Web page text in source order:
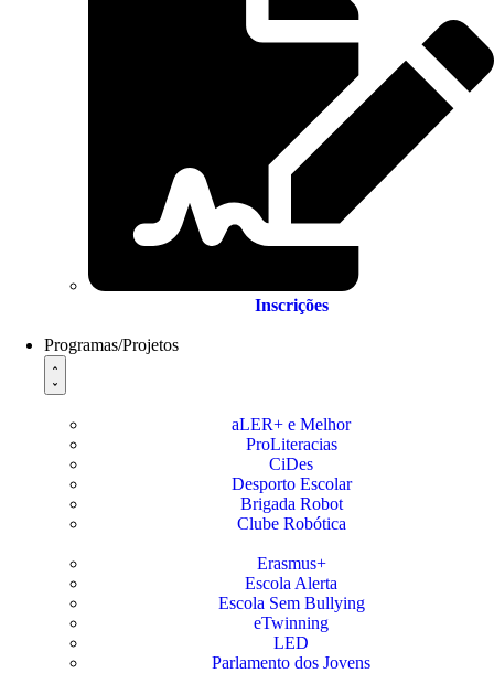
Inscrições
Programas/Projetos
aLER+ e Melhor
ProLiteracias
CiDes
Desporto Escolar
Brigada Robot
Clube Robótica
Erasmus+
Escola Alerta
Escola Sem Bullying
eTwinning
LED
Parlamento dos Jovens